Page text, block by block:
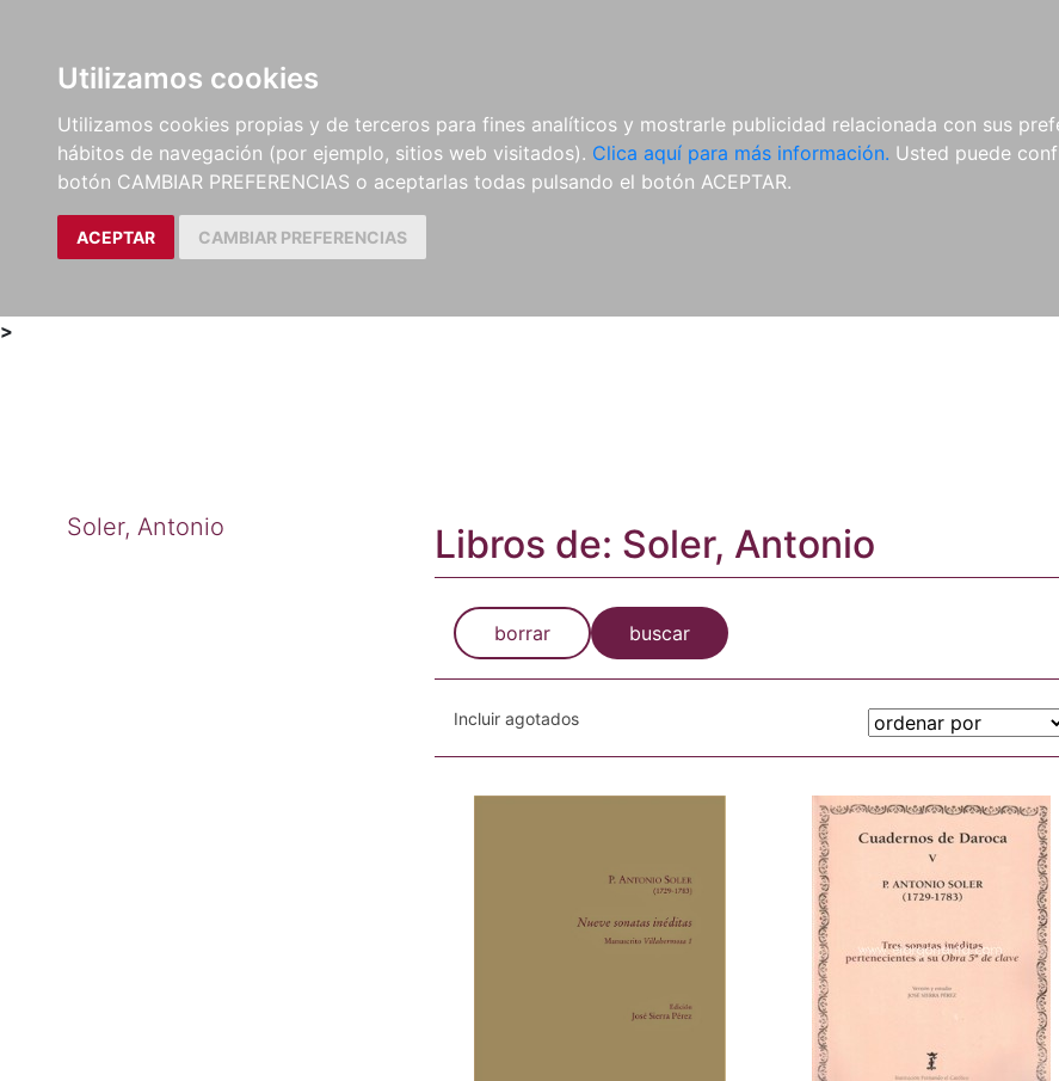
Utilizamos cookies
Utilizamos cookies propias y de terceros para fines analíticos y mostrarle publicidad relacionada con sus
hábitos de navegación (por ejemplo, sitios web visitados). Clica aquí para más información. Usted puede
botón CAMBIAR PREFERENCIAS o aceptarlas todas pulsando el botón ACEPTAR.
ACEPTAR CAMBIAR PREFERENCIAS
LIBROS
MÉTODOS Y
EJERCICIOS
PARTITURAS Y EDICIONES
CRÍTICAS
REVISTAS
CDS Y
DVDS
MATERIAL
COMPLEMENTARIO
>
Soler, Antonio Libros de: Soler, Antonio
borrar buscar
Incluir agotados